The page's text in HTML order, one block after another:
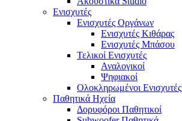
Ενισχυτές
Ενισχυτές Οργάνων
Ενισχυτές Κιθάρας
Ενισχυτές Μπάσου
Τελικοί Ενισχυτές
Αναλογικοί
Ψηφιακοί
Ολοκληρωμένοι Ενισχυτές
Παθητικά Ηχεία
Δορυφόροι Παθητικοί